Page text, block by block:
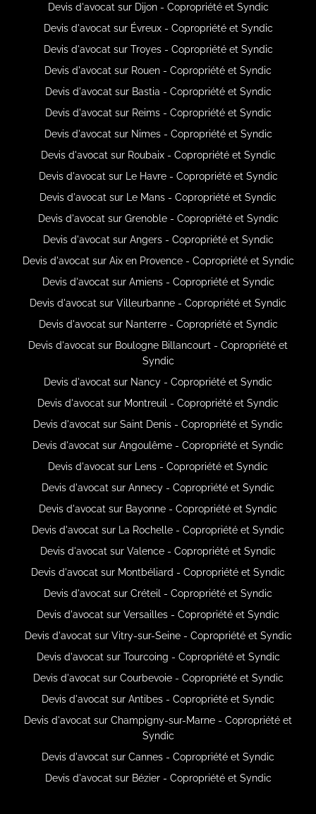
Devis d'avocat sur Dijon - Copropriété et Syndic
Devis d'avocat sur Évreux - Copropriété et Syndic
Devis d'avocat sur Troyes - Copropriété et Syndic
Devis d'avocat sur Rouen - Copropriété et Syndic
Devis d'avocat sur Bastia - Copropriété et Syndic
Devis d'avocat sur Reims - Copropriété et Syndic
Devis d'avocat sur Nimes - Copropriété et Syndic
Devis d'avocat sur Roubaix - Copropriété et Syndic
Devis d'avocat sur Le Havre - Copropriété et Syndic
Devis d'avocat sur Le Mans - Copropriété et Syndic
Devis d'avocat sur Grenoble - Copropriété et Syndic
Devis d'avocat sur Angers - Copropriété et Syndic
Devis d'avocat sur Aix en Provence - Copropriété et Syndic
Devis d'avocat sur Amiens - Copropriété et Syndic
Devis d'avocat sur Villeurbanne - Copropriété et Syndic
Devis d'avocat sur Nanterre - Copropriété et Syndic
Devis d'avocat sur Boulogne Billancourt - Copropriété et
Syndic
Devis d'avocat sur Nancy - Copropriété et Syndic
Devis d'avocat sur Montreuil - Copropriété et Syndic
Devis d'avocat sur Saint Denis - Copropriété et Syndic
Devis d'avocat sur Angoulême - Copropriété et Syndic
Devis d'avocat sur Lens - Copropriété et Syndic
Devis d'avocat sur Annecy - Copropriété et Syndic
Devis d'avocat sur Bayonne - Copropriété et Syndic
Devis d'avocat sur La Rochelle - Copropriété et Syndic
Devis d'avocat sur Valence - Copropriété et Syndic
Devis d'avocat sur Montbéliard - Copropriété et Syndic
Devis d'avocat sur Créteil - Copropriété et Syndic
Devis d'avocat sur Versailles - Copropriété et Syndic
Devis d'avocat sur Vitry-sur-Seine - Copropriété et Syndic
Devis d'avocat sur Tourcoing - Copropriété et Syndic
Devis d'avocat sur Courbevoie - Copropriété et Syndic
Devis d'avocat sur Antibes - Copropriété et Syndic
Devis d'avocat sur Champigny-sur-Marne - Copropriété et
Syndic
Devis d'avocat sur Cannes - Copropriété et Syndic
Devis d'avocat sur Bézier - Copropriété et Syndic